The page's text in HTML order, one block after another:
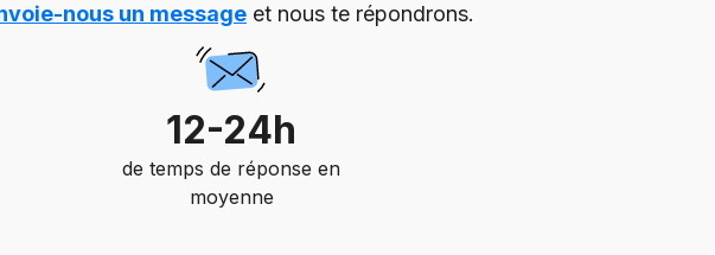
nous un message et nous te répondrons.
12-24h
de temps de réponse en
moyenne